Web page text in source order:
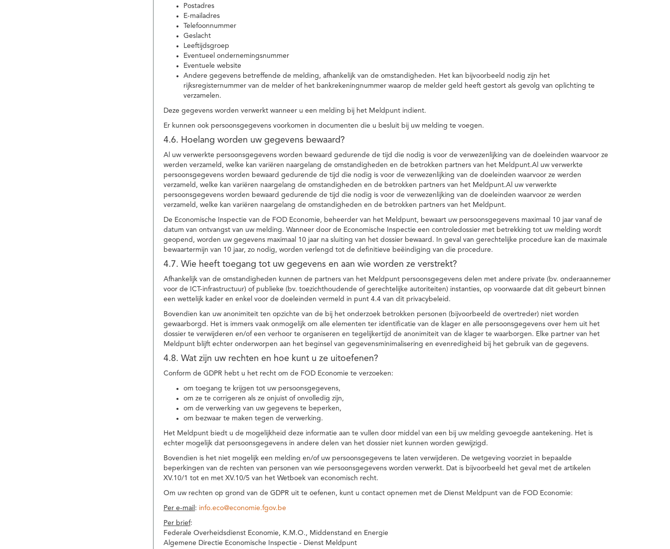
Postadres
E-mailadres
Telefoonnummer
Geslacht
Leeftijdsgroep
Eventueel ondernemingsnummer
Eventuele website
Andere gegevens betreffende de melding, afhankelijk van de omstandigheden. Het kan bijvoorbeeld nodig zijn het
rijksregisternummer van de melder of het bankrekeningnummer waarop de melder geld heeft gestort als gevolg van oplichting te
verzamelen.
Deze gegevens worden verwerkt wanneer u een melding bij het Meldpunt indient.
Er kunnen ook persoonsgegevens voorkomen in documenten die u besluit bij uw melding te voegen.
4.6. Hoelang worden uw gegevens bewaard?
Al uw verwerkte persoonsgegevens worden bewaard gedurende de tijd die nodig is voor de verwezenlijking van de doeleinden waarvoor ze
werden verzameld, welke kan variëren naargelang de omstandigheden en de betrokken partners van het Meldpunt.Al uw verwerkte
persoonsgegevens worden bewaard gedurende de tijd die nodig is voor de verwezenlijking van de doeleinden waarvoor ze werden
verzameld, welke kan variëren naargelang de omstandigheden en de betrokken partners van het Meldpunt.Al uw verwerkte
persoonsgegevens worden bewaard gedurende de tijd die nodig is voor de verwezenlijking van de doeleinden waarvoor ze werden
verzameld, welke kan variëren naargelang de omstandigheden en de betrokken partners van het Meldpunt.
De Economische Inspectie van de FOD Economie, beheerder van het Meldpunt, bewaart uw persoonsgegevens maximaal 10 jaar vanaf de
datum van ontvangst van uw melding. Wanneer door de Economische Inspectie een controledossier met betrekking tot uw melding wordt
geopend, worden uw gegevens maximaal 10 jaar na sluiting van het dossier bewaard. In geval van gerechtelijke procedure kan de maximale
bewaartermijn van 10 jaar, zo nodig, worden verlengd tot de definitieve beëindiging van die procedure.
4.7. Wie heeft toegang tot uw gegevens en aan wie worden ze verstrekt?
Afhankelijk van de omstandigheden kunnen de partners van het Meldpunt persoonsgegevens delen met andere private (bv. onderaannemer
voor de ICT-infrastructuur) of publieke (bv. toezichthoudende of gerechtelijke autoriteiten) instanties, op voorwaarde dat dit gebeurt binnen
een wettelijk kader en enkel voor de doeleinden vermeld in punt 4.4 van dit privacybeleid.
Bovendien kan uw anonimiteit ten opzichte van de bij het onderzoek betrokken personen (bijvoorbeeld de overtreder) niet worden
gewaarborgd. Het is immers vaak onmogelijk om alle elementen ter identificatie van de klager en alle persoonsgegevens over hem uit het
dossier te verwijderen en/of een verhoor te organiseren en tegelijkertijd de anonimiteit van de klager te waarborgen. Elke partner van het
Meldpunt blijft echter onderworpen aan het beginsel van gegevensminimalisering en evenredigheid bij het gebruik van de gegevens.
4.8. Wat zijn uw rechten en hoe kunt u ze uitoefenen?
Conform de GDPR hebt u het recht om de FOD Economie te verzoeken:
om toegang te krijgen tot uw persoonsgegevens,
om ze te corrigeren als ze onjuist of onvolledig zijn,
om de verwerking van uw gegevens te beperken,
om bezwaar te maken tegen de verwerking.
Het Meldpunt biedt u de mogelijkheid deze informatie aan te vullen door middel van een bij uw melding gevoegde aantekening. Het is
echter mogelijk dat persoonsgegevens in andere delen van het dossier niet kunnen worden gewijzigd.
Bovendien is het niet mogelijk een melding en/of uw persoonsgegevens te laten verwijderen. De wetgeving voorziet in bepaalde
beperkingen van de rechten van personen van wie persoonsgegevens worden verwerkt. Dat is bijvoorbeeld het geval met de artikelen
XV.10/1 tot en met XV.10/5 van het Wetboek van economisch recht.
Om uw rechten op grond van de GDPR uit te oefenen, kunt u contact opnemen met de Dienst Meldpunt van de FOD Economie:
Per e-mail : info.eco@economie.fgov.be
Per brief:
Federale Overheidsdienst Economie, K.M.O., Middenstand en Energie
Algemene Directie Economische Inspectie - Dienst Meldpunt